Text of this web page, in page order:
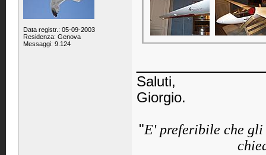
Data registr.: 05-09-2003
Residenza: Genova
Messaggi: 9.124
Saluti,
Giorgio.
"E' preferibile che